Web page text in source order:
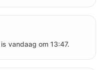
vandaag om 13:47.